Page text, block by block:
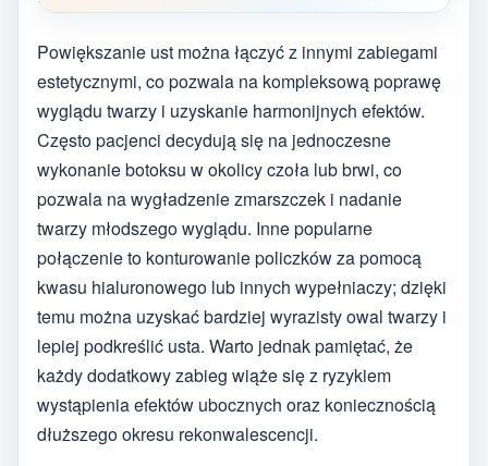
Powiększanie ust można łączyć z innymi zabiegami
estetycznymi, co pozwala na kompleksową poprawę
wyglądu twarzy i uzyskanie harmonijnych efektów.
Często pacjenci decydują się na jednoczesne
wykonanie botoksu w okolicy czoła lub brwi, co
pozwala na wygładzenie zmarszczek i nadanie
twarzy młodszego wyglądu. Inne popularne
połączenie to konturowanie policzków za pomocą
kwasu hialuronowego lub innych wypełniaczy; dzięki
temu można uzyskać bardziej wyrazisty owal twarzy i
lepiej podkreślić usta. Warto jednak pamiętać, że
każdy dodatkowy zabieg wiąże się z ryzykiem
wystąpienia efektów ubocznych oraz koniecznością
dłuższego okresu rekonwalescencji.